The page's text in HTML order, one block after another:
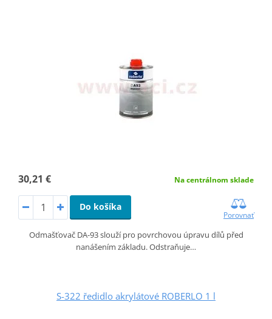
30,21 € Na centrálnom sklade
Do košíka
Porovnať
Odmašťovač DA-93 slouží pro povrchovou úpravu dílů před
nanášením základu. Odstraňuje…
S-322 ředidlo akrylátové ROBERLO 1 l